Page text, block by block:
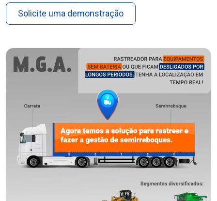
Solicite uma demonstração